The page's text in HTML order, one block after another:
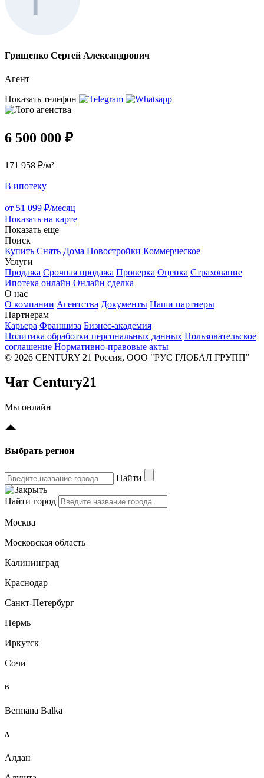
Грищенко Сергей Александрович
Агент
Показать телефон
6 500 000 ₽
171 958 ₽/м²
В ипотеку
от 51 099 ₽/месяц
Показать на карте
Показать еще
Поиск
Купить Снять Дома Новостройки Коммерческое
Услуги
Продажа Срочная продажа Проверка Оценка Страхование
Ипотека онлайн Онлайн сделка
О нас
О компании Агентства Документы Наши партнеры
Партнерам
Карьера Франшиза Бизнес-академия
Политика обработки персональных данных Пользовательское
соглашение Нормативно-правовые акты
© 2026 CENTURY 21 Россия, ООО "РУС ГЛОБАЛ ГРУПП"
Чат Century21
Мы онлайн
Выбрать регион
Найти
Найти город
Москва
Московская область
Калининград
Краснодар
Санкт-Петербург
Пермь
Иркутск
Сочи
B
Bermana Balka
А
Алдан